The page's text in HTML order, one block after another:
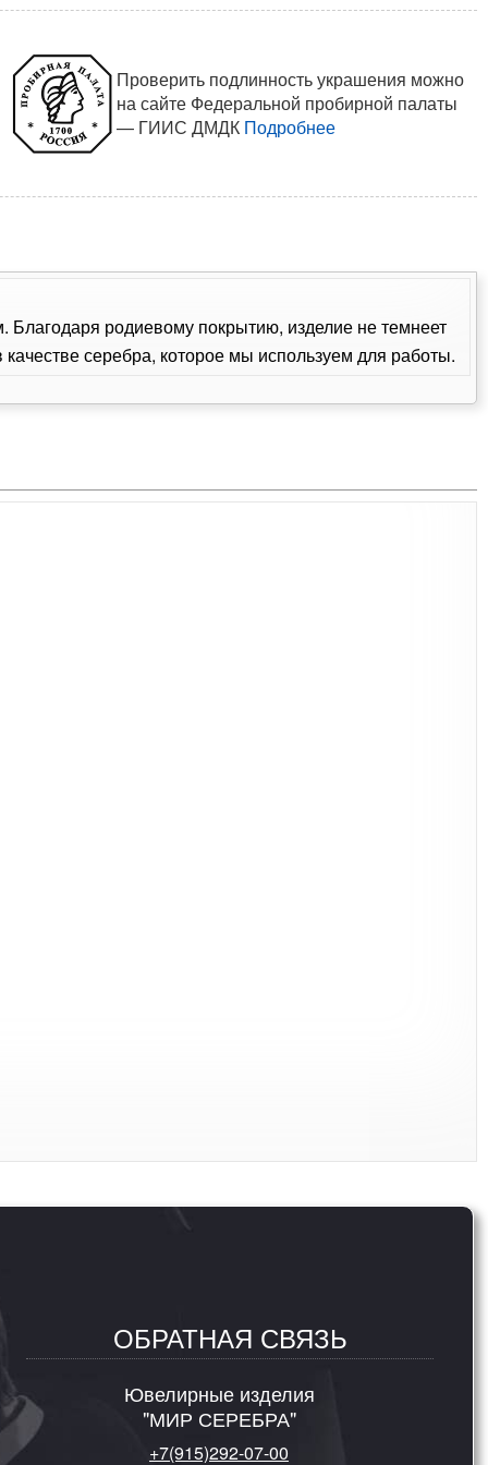
Проверить подлинность украшения можно
на сайте Федеральной пробирной палаты
— ГИИС ДМДК Подробнее
Благодаря родиевому покрытию, изделие не темнеет
серебра, которое мы используем для работы.
ОБРАТНАЯ СВЯЗЬ
Ювелирные изделия
"МИР СЕРЕБРА"
+7(915)292-07-00